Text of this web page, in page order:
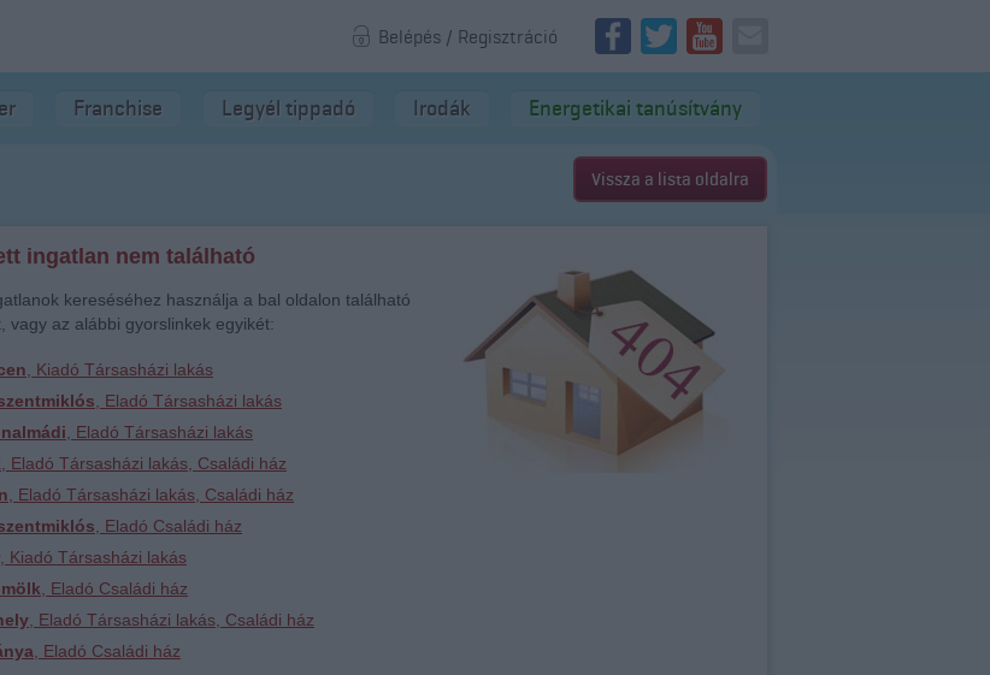
Belépés / Regisztráció
Franchise Legyél tippadó Irodák Energetikai tanúsítvány
Vissza a lista oldalra
ingatlan nem található
kereséséhez használja a bal oldalon található
vagy az alábbi gyorslinkek egyikét:
, Kiadó Társasházi lakás
, Eladó Társasházi lakás
, Eladó Társasházi lakás
, Eladó Társasházi lakás, Családi ház
, Eladó Társasházi lakás, Családi ház
, Eladó Családi ház
, Kiadó Társasházi lakás
, Eladó Családi ház
, Eladó Társasházi lakás, Családi ház
, Eladó Családi ház